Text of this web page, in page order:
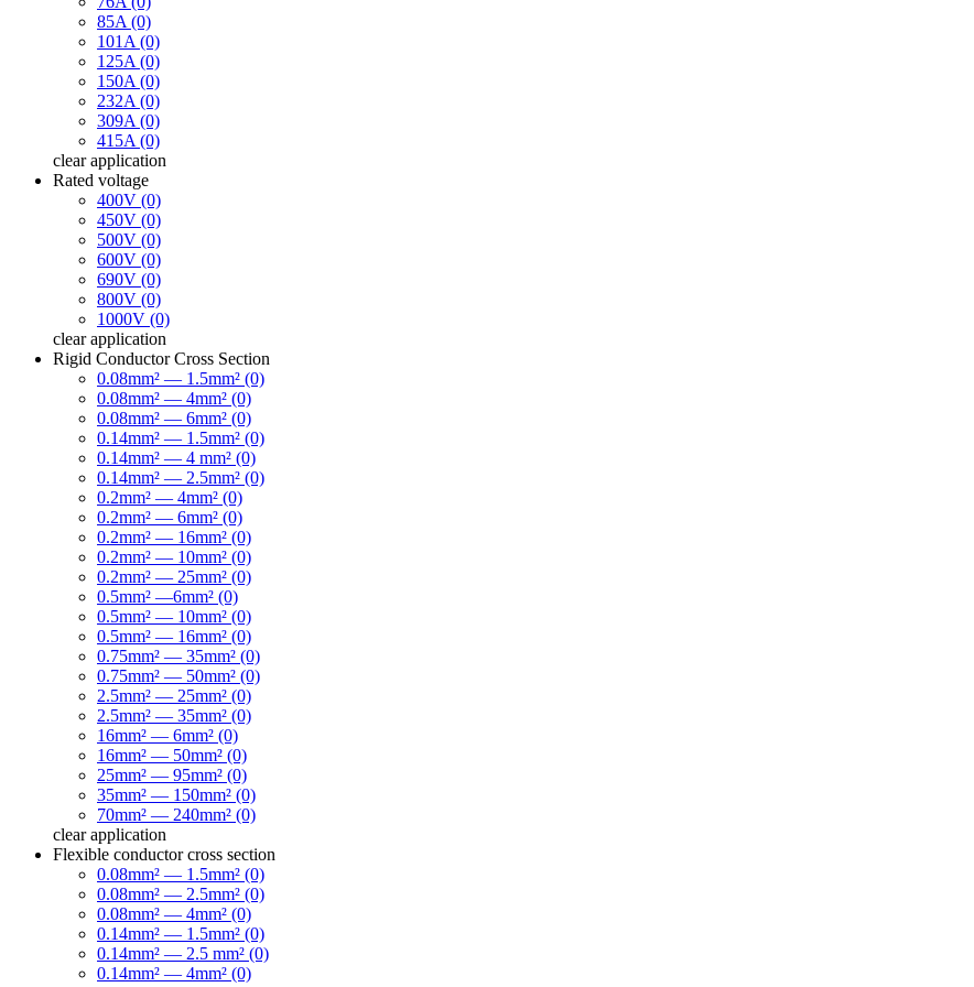
85A (0)
101A (0)
125A (0)
150A (0)
232A (0)
309A (0)
415A (0)
clear application
Rated voltage
400V (0)
450V (0)
500V (0)
600V (0)
690V (0)
800V (0)
1000V (0)
clear application
Rigid Conductor Cross Section
0.08mm² — 1.5mm² (0)
0.08mm² — 4mm² (0)
0.08mm² — 6mm² (0)
0.14mm² — 1.5mm² (0)
0.14mm² — 4 mm² (0)
0.14mm² — 2.5mm² (0)
0.2mm² — 4mm² (0)
0.2mm² — 6mm² (0)
0.2mm² — 16mm² (0)
0.2mm² — 10mm² (0)
0.2mm² — 25mm² (0)
0.5mm² —6mm² (0)
0.5mm² — 10mm² (0)
0.5mm² — 16mm² (0)
0.75mm² — 35mm² (0)
0.75mm² — 50mm² (0)
2.5mm² — 25mm² (0)
2.5mm² — 35mm² (0)
16mm² — 6mm² (0)
16mm² — 50mm² (0)
25mm² — 95mm² (0)
35mm² — 150mm² (0)
70mm² — 240mm² (0)
clear application
Flexible conductor cross section
0.08mm² — 1.5mm² (0)
0.08mm² — 2.5mm² (0)
0.08mm² — 4mm² (0)
0.14mm² — 1.5mm² (0)
0.14mm² — 2.5 mm² (0)
0.14mm² — 4mm² (0)